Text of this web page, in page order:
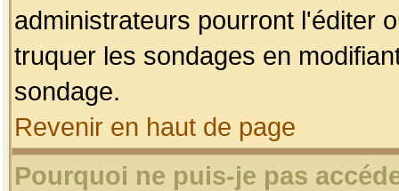
administrateurs pourront l'éditer
truquer les sondages en
sondage.
Revenir en haut de page
Pourquoi ne puis-je pas